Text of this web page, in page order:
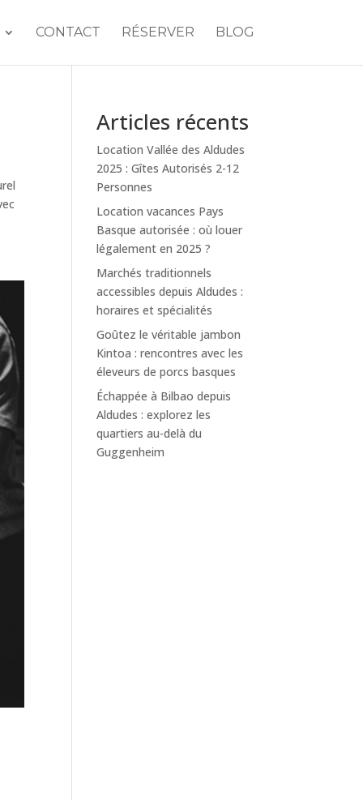
CONTACT RÉSERVER BLOG
Articles récents
Location Vallée des Aldudes
2025 : Gîtes Autorisés 2-12
Personnes
Location vacances Pays
Basque autorisée : où louer
légalement en 2025 ?
Marchés traditionnels
accessibles depuis Aldudes :
horaires et spécialités
Goûtez le véritable jambon
Kintoa : rencontres avec les
éleveurs de porcs basques
Échappée à Bilbao depuis
Aldudes : explorez les
quartiers au-delà du
Guggenheim